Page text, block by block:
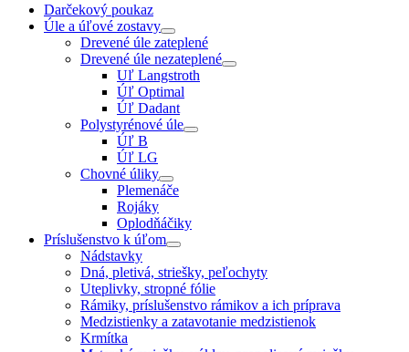
Darčekový poukaz
Úle a úľové zostavy
Drevené úle zateplené
Drevené úle nezateplené
Uľ Langstroth
Úľ Optimal
Úľ Dadant
Polystyrénové úle
Úľ B
Úľ LG
Chovné úliky
Plemenáče
Rojáky
Oplodňáčiky
Príslušenstvo k úľom
Nádstavky
Dná, pletivá, striešky, peľochyty
Uteplivky, stropné fólie
Rámiky, príslušenstvo rámikov a ich príprava
Medzistienky a zatavotanie medzistienok
Krmítka